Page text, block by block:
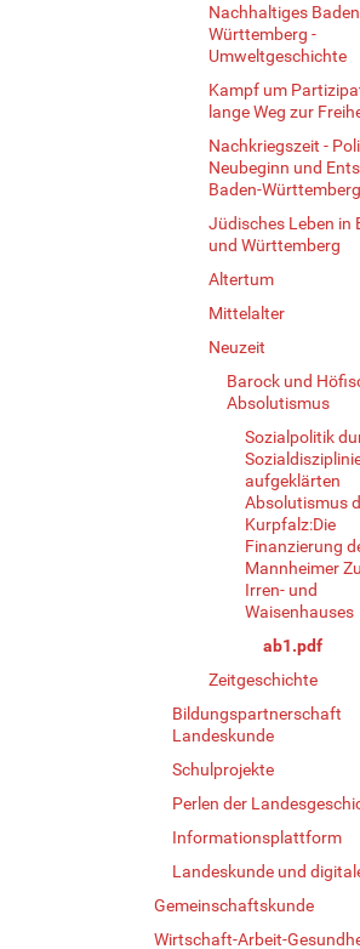
Nachhaltiges
Württemberg -
Umweltgeschichte
Kampf um
lange Weg zur
Nachkriegszeit -
Neubeginn und
Baden-
Jüdisches Leben in
und Württemberg
Altertum
Mittelalter
Neuzeit
Barock und
Absolutismus
Sozialpolitik
aufgeklärten
Absolutismus
Kurpfalz:Die
Finanzierung
Mannheimer
Irren- und
Waisenhauses
ab1.pdf
Zeitgeschichte
Bildungspartnerschaft
Landeskunde
Schulprojekte
Perlen der
Informationsplattform
Landeskunde und
Gemeinschaftskunde
Wirtschaft-Arbeit-